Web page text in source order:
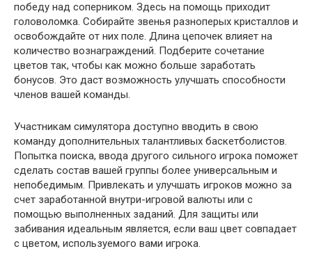
победу над соперником. Здесь на помощь приходит
головоломка. Собирайте звенья разноперых кристаллов и
освобождайте от них поле. Длина цепочек влияет на
количество вознаграждений. Подберите сочетание
цветов так, чтобы как можно больше заработать
бонусов. Это даст возможность улучшать способности
членов вашей команды.
Участникам симулятора доступно вводить в свою
команду дополнительных талантливых баскетболистов.
Попытка поиска, ввода другого сильного игрока поможет
сделать состав вашей группы более универсальным и
непобедимым. Привлекать и улучшать игроков можно за
счет заработанной внутри-игровой валюты или с
помощью выполненных заданий. Для защиты или
забивания идеальным является, если ваш цвет совпадает
с цветом, используемого вами игрока.